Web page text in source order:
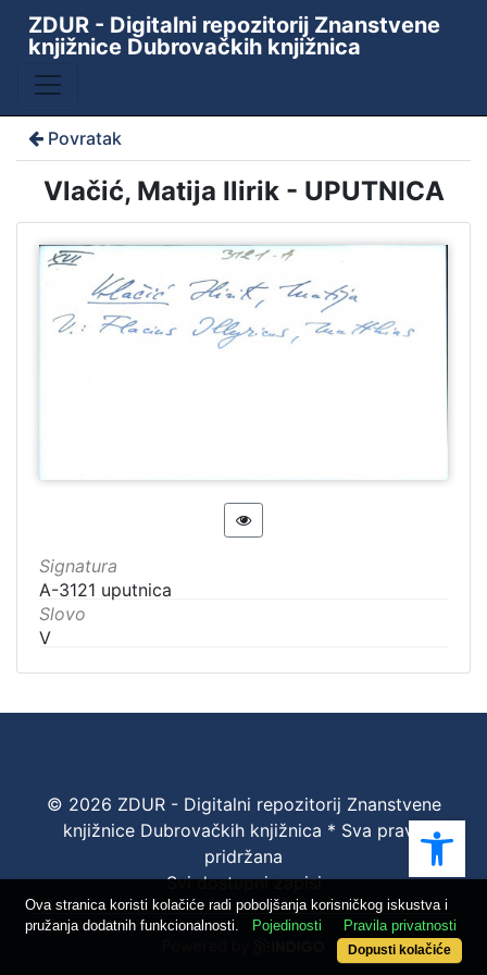
ZDUR - Digitalni repozitorij Znanstvene
knjižnice Dubrovačkih knjižnica
Povratak
Vlačić, Matija Ilirik - UPUTNICA
Signatura
A-3121 uputnica
Slovo
V
© 2026 ZDUR - Digitalni repozitorij Znanstvene
knjižnice Dubrovačkih knjižnica * Sva prava
pridržana
Svi dostupni zapisi
Ova stranica koristi kolačiće radi poboljšanja korisničkog iskustva i
pružanja dodatnih funkcionalnosti.
Pojedinosti Pravila privatnosti
Dopusti kolačiće